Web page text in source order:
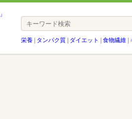
栄養| タンパク質| ダイエット 食物繊維|